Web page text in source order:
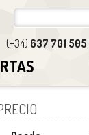
(+34) 637 701